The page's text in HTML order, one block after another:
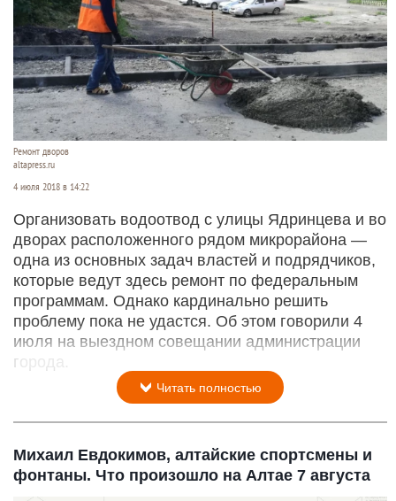
Ремонт дворов
altapress.ru
4 июля 2018 в 14:22
Организовать водоотвод с улицы Ядринцева и во
дворах расположенного рядом микрорайона —
одна из основных задач властей и подрядчиков,
которые ведут здесь ремонт по федеральным
программам. Однако кардинально решить
проблему пока не удастся. Об этом говорили 4
июля на выездном совещании администрации
города.
Читать полностью
Михаил Евдокимов, алтайские спортсмены и
фонтаны. Что произошло на Алтае 7 августа